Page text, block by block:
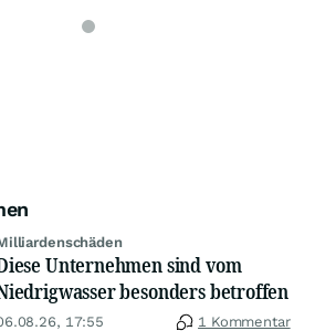
Unternehmen sind vom
besonders betroffen
17:55 1 Kommentar